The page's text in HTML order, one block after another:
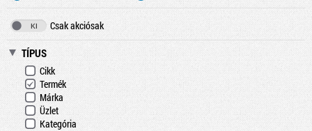
Csak akciósak
TÍPUS
Cikk
Termék
Márka
Üzlet
Kategória